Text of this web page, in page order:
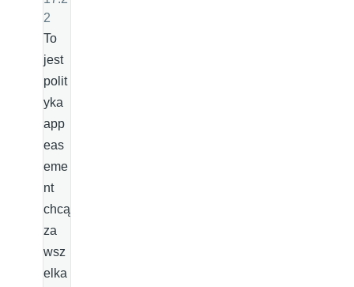
2
To
jest
polit
yka
app
eas
eme
nt
chcą
za
wsz
elka